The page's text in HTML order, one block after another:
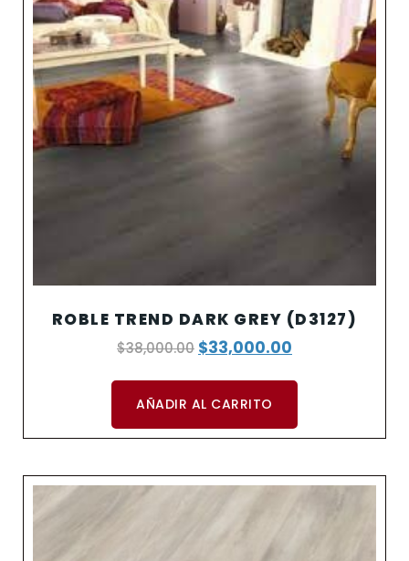
ROBLE TREND DARK GREY (D3127)
$38,000.00 $33,000.00
AÑADIR AL CARRITO